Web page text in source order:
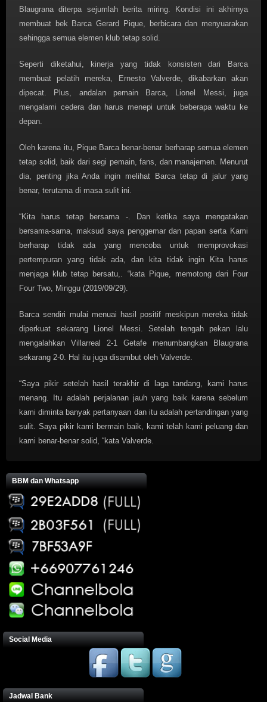
Blaugrana diterpa sejumlah berita miring. Kondisi ini akhirnya
membuat bek Barca Gerard Pique, berbicara dan menyuarakan
sehingga semua elemen klub tetap solid.
Seperti diketahui, kinerja yang tidak konsisten dari Barca
membuat pelatih mereka, Ernesto Valverde, dikabarkan akan
dipecat. Plus, andalan pemain Barca, Lionel Messi, juga
mengalami cedera dan harus menepi untuk beberapa waktu ke
depan.
Oleh karena itu, Pique Barca benar-benar berharap semua elemen
tetap solid, baik dari segi pemain, fans, dan manajemen. Menurut
dia, penting jika Anda ingin melihat Barca tetap di jalur yang
benar, terutama di masa sulit ini.
“Kita harus tetap bersama -. Dan ketika saya mengatakan
bersama-sama, maksud saya penggemar dan papan serta Kami
berharap tidak ada yang mencoba untuk memprovokasi
pertempuran yang tidak ada, dan kita tidak ingin Kita harus
menjaga klub tetap bersatu,. “kata Pique, memotong dari Four
Four Two, Minggu (2019/09/29).
Barca sendiri mulai menuai hasil positif meskipun mereka tidak
diperkuat sekarang Lionel Messi. Setelah tengah pekan lalu
mengalahkan Villarreal 2-1 Getafe menumbangkan Blaugrana
sekarang 2-0. Hal itu juga disambut oleh Valverde.
“Saya pikir setelah hasil terakhir di laga tandang, kami harus
menang. Itu adalah perjalanan jauh yang baik karena sebelum
kami diminta banyak pertanyaan dan itu adalah pertandingan yang
sulit. Saya pikir kami bermain baik, kami telah kami peluang dan
kami benar-benar solid, “kata Valverde.
BBM dan Whatsapp
Social Media
Jadwal Bank